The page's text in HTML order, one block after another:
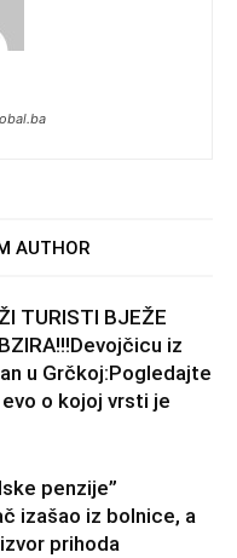
AUTHOR
TURISTI BJEŽE
iz
u Grčkoj:Pogledajte
o kojoj vrsti je
penzije”
izašao iz bolnice, a
prihoda